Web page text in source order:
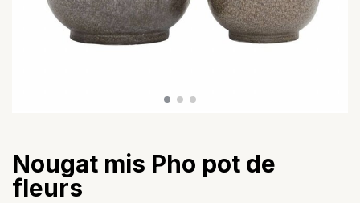
Nougat mis Pho pot de
fleurs